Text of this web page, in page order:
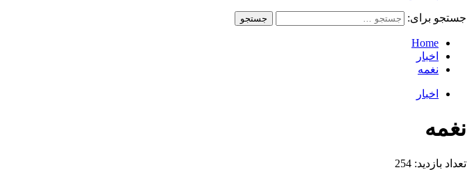
جستجو برای:
Home
اخبار
نغمه
اخبار
نغمه
تعداد بازدید: 254